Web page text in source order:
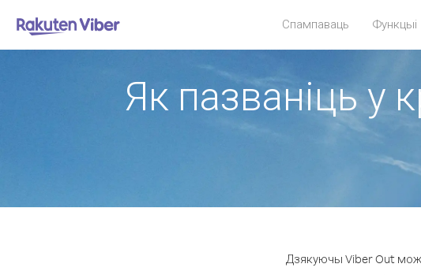
Спампаваць Функцыі
Як пазваніць у
Дзякуючы Viber Out